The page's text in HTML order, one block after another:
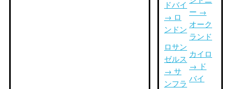
ドバイ
→ ロ
ンドン
ロサン
ゼルス
→ サ
ンフラ
ー →
オーク
ランド
カイロ
→ ド
バイ